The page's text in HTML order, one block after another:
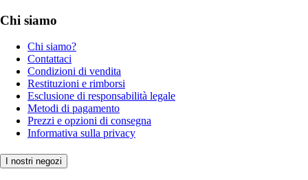
Chi siamo
Chi siamo?
Contattaci
Condizioni di vendita
Restituzioni e rimborsi
Esclusione di responsabilità legale
Metodi di pagamento
Prezzi e opzioni di consegna
Informativa sulla privacy
I nostri negozi